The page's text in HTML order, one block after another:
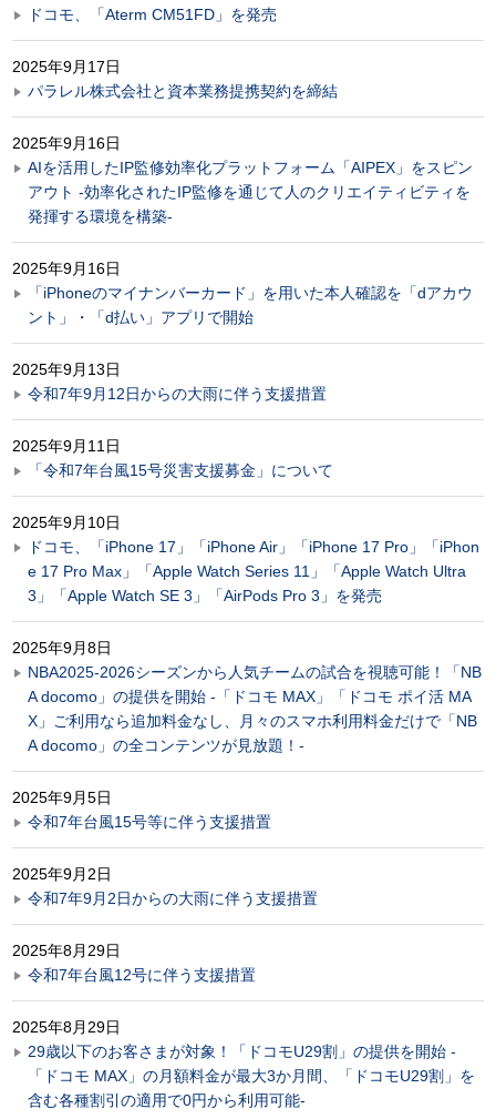
ドコモ、「Aterm CM51FD」を発売
2025年9月17日
パラレル株式会社と資本業務提携契約を締結
2025年9月16日
AIを活用したIP監修効率化プラットフォーム「AIPEX」をスピン
アウト -効率化されたIP監修を通じて人のクリエイティビティを
発揮する環境を構築-
2025年9月16日
「iPhoneのマイナンバーカード」を用いた本人確認を「dアカウ
ント」・「d払い」アプリで開始
2025年9月13日
令和7年9月12日からの大雨に伴う支援措置
2025年9月11日
「令和7年台風15号災害支援募金」について
2025年9月10日
ドコモ、「iPhone 17」「iPhone Air」「iPhone 17 Pro」「iPhon
e 17 Pro Max」「Apple Watch Series 11」「Apple Watch Ultra
3」「Apple Watch SE 3」「AirPods Pro 3」を発売
2025年9月8日
NBA2025-2026シーズンから人気チームの試合を視聴可能！「NB
A docomo」の提供を開始 -「ドコモ MAX」「ドコモ ポイ活 MA
X」ご利用なら追加料金なし、月々のスマホ利用料金だけで「NB
A docomo」の全コンテンツが見放題！-
2025年9月5日
令和7年台風15号等に伴う支援措置
2025年9月2日
令和7年9月2日からの大雨に伴う支援措置
2025年8月29日
令和7年台風12号に伴う支援措置
2025年8月29日
29歳以下のお客さまが対象！「ドコモU29割」の提供を開始 -
「ドコモ MAX」の月額料金が最大3か月間、「ドコモU29割」を
含む各種割引の適用で0円から利用可能-